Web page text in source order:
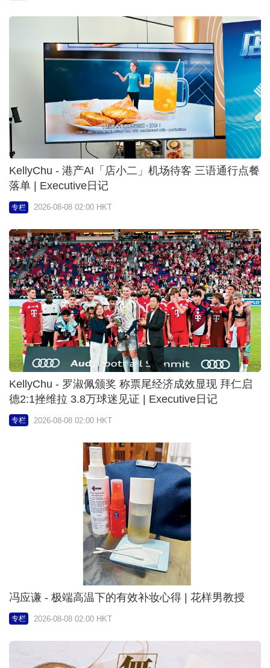
KellyChu - 港产AI「店小二」机场待客 三语通行点餐
落单 | Executive日记
专栏 2026-08-08 02:00 HKT
KellyChu - 罗淑佩颁奖 称票尾经济成效显现 拜仁启
德2:1挫维拉 3.8万球迷见证 | Executive日记
专栏 2026-08-08 02:00 HKT
冯应谦 - 极端高温下的有效补妆心得 | 花样男教授
专栏 2026-08-08 02:00 HKT